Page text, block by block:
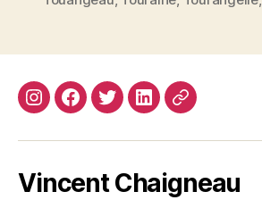
InstagramFacebook
TwitterLinkedin
Site
Vincent Chaigneau